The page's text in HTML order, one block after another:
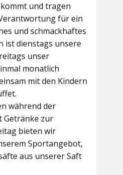
und tragen
für ein
und schmackhaftes
ist dienstags unsere
unser
monatlich
mit den Kindern
während der
Getränke zur
bieten wir
Sportangebot,
aus unserer Saft